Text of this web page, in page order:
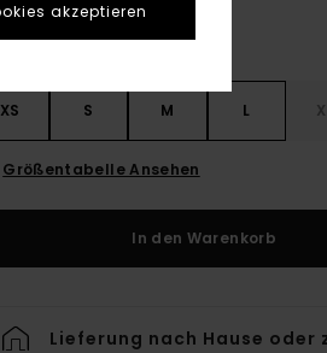
XS S M L
Größentabelle Ansehen
In den Warenkorb
Lieferung nach Hause oder
akzeptieren